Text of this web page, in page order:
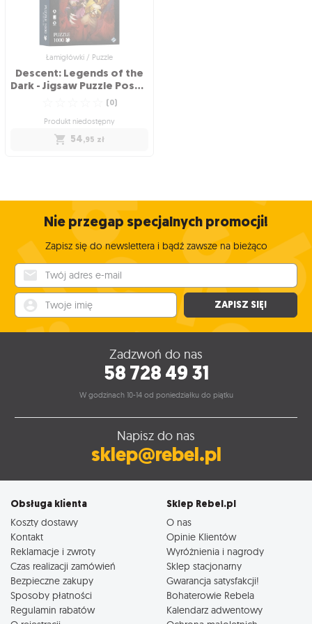
Wysyłka w poniedziałek
201,95 zł
Łamigłówki / Puzzle
Descent: Legends of the
Dark - Jigsaw Puzzle Poster (1000 elementów)
(0)
Produkt niedostępny
54,95 zł
Poster (1000 elementów)
Łamigłówka dla miłośników gier
planszowych
☆ )
Produkt niedostępny
54,95 zł
Nie przegap specjalnych promocji!
Zapisz się do newslettera i bądź zawsze na bieżąco
ZAPISZ SIĘ!
Zadzwoń do nas
58 728 49 31
W godzinach 10-14 od poniedziałku do piątku
Napisz do nas
sklep@rebel.pl
Obsługa klienta
Koszty dostawy
Kontakt
Reklamacje i zwroty
Czas realizacji zamówień
Bezpieczne zakupy
Sposoby płatności
Regulamin rabatów
Sklep Rebel.pl
O nas
Opinie Klientów
Wyróżnienia i nagrody
Sklep stacjonarny
Gwarancja satysfakcji!
Bohaterowie Rebela
Kalendarz adwentowy